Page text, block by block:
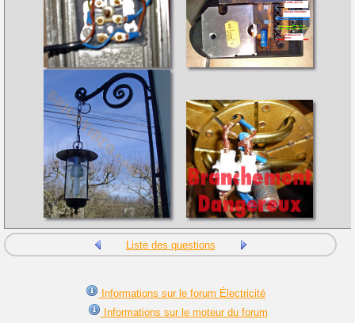
Liste des questions
Informations sur le forum Électricité
Informations sur le moteur du forum